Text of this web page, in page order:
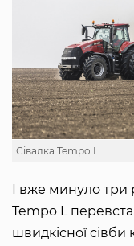
Сівалка Tempo L
І вже минуло три
Tempo L
швидкісної сівби